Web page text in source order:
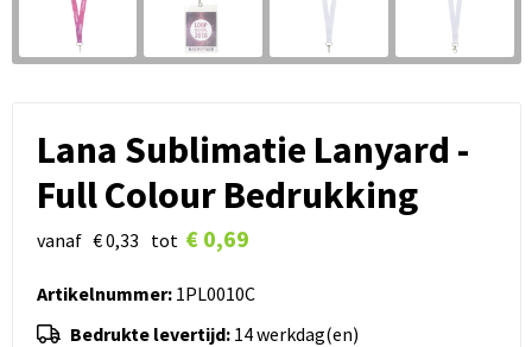
Lana Sublimatie Lanyard -
Full Colour Bedrukking
vanaf € 0,33 tot € 0,69
Artikelnummer:1PL0010C
Bedrukte levertijd: 14 werkdag(en)